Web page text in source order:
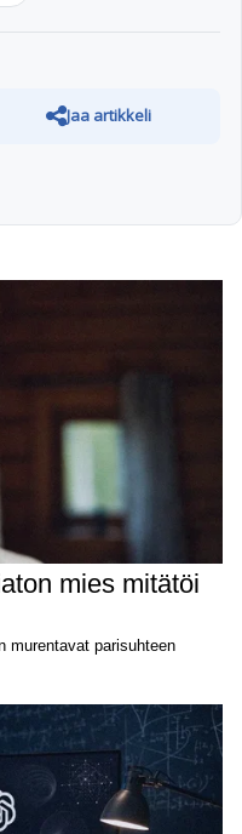
Jaa artikkeli